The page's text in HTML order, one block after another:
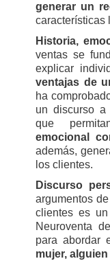
generar un
características
Historia,
ventas se
explicar
ventajas de
ha
un discurso a
que
emocional
además,
los clientes.
Discurso
argumentos
clientes es
Neuroventa
para abordar
mujer,